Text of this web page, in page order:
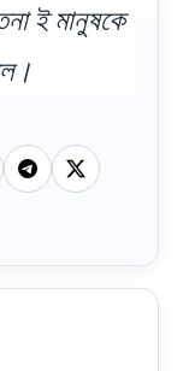
ই মানুষকে